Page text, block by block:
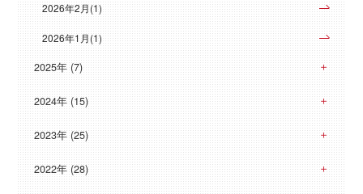
2026年2月(1)
2026年1月(1)
2025年 (7)
2024年 (15)
2023年 (25)
2022年 (28)